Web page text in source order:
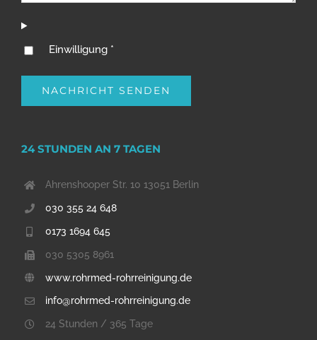
Einwilligung *
24 STUNDEN AN 7 TAGEN
Ahrenshooper Str. 10 13051 Berlin
030 355 24 648
0173 1694 645
030 5305 8961
www.rohrmed-rohrreinigung.de
info@rohrmed-rohrreinigung.de
24 Stunden / 365 Tage